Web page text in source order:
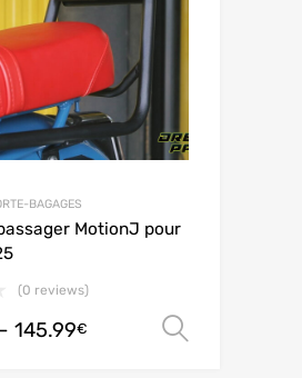
BAGAGES
MotionJ pour
(0 reviews)
145.99€